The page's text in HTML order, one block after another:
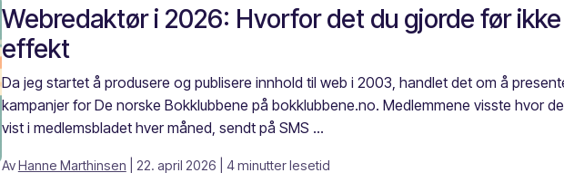
Webredaktør i 2026: Hvorfor det du gjorde før
effekt
Da jeg startet å produsere og publisere innhold til web i 2003, handlet det om å
kampanjer for De norske Bokklubbene på bokklubbene.no. Medlemmene visste hvor
vist i medlemsbladet hver måned, sendt på SMS ...
AvHanne Marthinsen | 22. april 2026 | 4 minutter lesetid